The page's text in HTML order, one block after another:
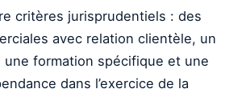
critères jurisprudentiels : des
avec relation clientèle, un
une formation spécifique et une
dans l’exercice de la